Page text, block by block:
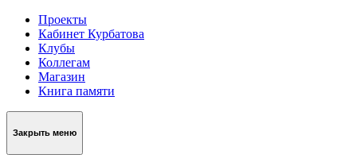
Проекты
Кабинет Курбатова
Клубы
Коллегам
Магазин
Книга памяти
Закрыть меню